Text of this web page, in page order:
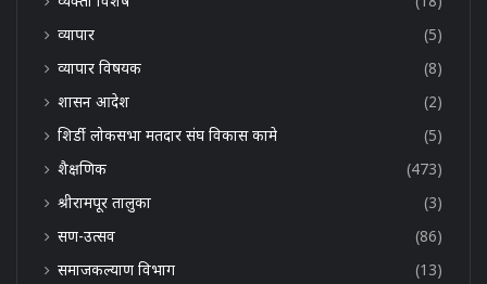
व्यापार
(5)
व्यापार विषयक
(8)
शासन आदेश
(2)
शिर्डी लोकसभा मतदार संघ विकास कामे
(5)
शैक्षणिक
(473)
श्रीरामपूर तालुका
(3)
सण-उत्सव
(86)
समाजकल्याण विभाग
(13)